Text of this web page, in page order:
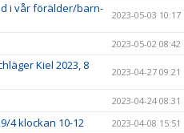
i vår förälder/barn-
2023-05-03 10:17
2023-05-02 08:42
Kiel 2023, 8
2023-04-27 09:21
2023-04-24 08:31
4 klockan 10-12 2023-04-08 15:51